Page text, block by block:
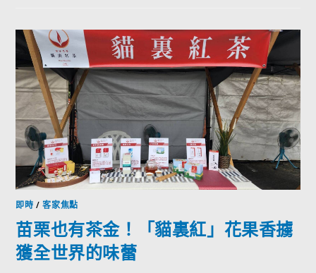
即時 /客家焦點
苗栗也有茶金！「貓裏紅」花果香擄
獲全世界的味蕾